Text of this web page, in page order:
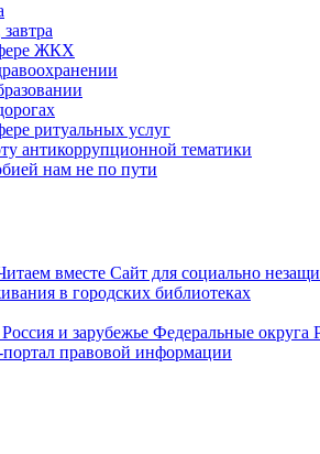
ЖКХ
ритуальных услуг